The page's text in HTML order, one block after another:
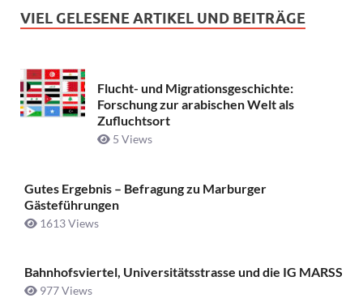
VIEL GELESENE ARTIKEL UND BEITRÄGE
Flucht- und Migrationsgeschichte:
Forschung zur arabischen Welt als
Zufluchtsort
5 Views
Gutes Ergebnis – Befragung zu Marburger
Gästeführungen
1613 Views
Bahnhofsviertel, Universitätsstrasse und die IG MARSS
977 Views